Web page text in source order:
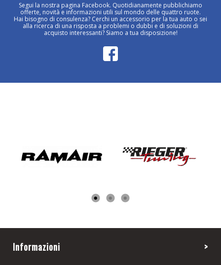
Segui la nostra pagina Facebook. Quotidianamente pubblichiamo
offerte, novità e informazioni utili sul mondo delle quattro ruote.
Hai bisogno di consulenza? Cerchi un accessorio per la tua auto o sei
alla ricerca di una risposta a problemi o dubbi e di soluzioni di
acquisto interessanti? Siamo a tua disposizione!
Informazioni